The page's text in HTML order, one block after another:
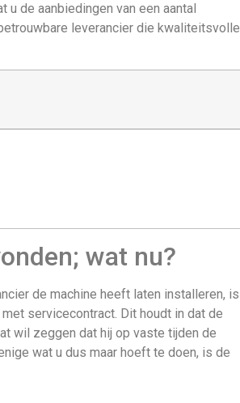
u de aanbiedingen van een aantal
leverancier die kwaliteitsvolle
wat nu?
de machine heeft laten installeren, is
servicecontract. Dit houdt in dat de
wil zeggen dat hij op vaste tijden de
wat u dus maar hoeft te doen, is de